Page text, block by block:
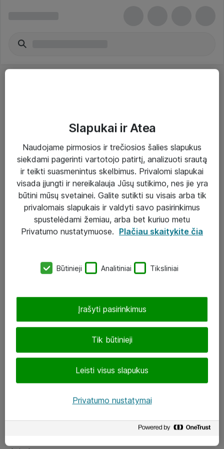
Paslaugos
Sprendimai
Įgyvendinti projektai
Atea ekspertų patarimai verslui
eShop@atea.lt
LinkedIn
Slapukai ir Atea
Naudojame pirmosios ir trečiosios šalies slapukus
siekdami pagerinti vartotojo patirtį, analizuoti srautą
ir teikti suasmenintus skelbimus. Privalomi slapukai
visada įjungti ir nereikalauja Jūsų sutikimo, nes jie yra
būtini mūsų svetainei. Galite sutikti su visais arba tik
privalomais slapukais ir valdyti savo pasirinkimus
spustelėdami žemiau, arba bet kuriuo metu
Privatumo nustatymuose. Plačiau skaitykite čia
Būtinieji Analitiniai Tiksliniai
Tik būtinieji
Leisti visus slapukus
Įrašyti pasirinkimus
Privatumo nustatymai